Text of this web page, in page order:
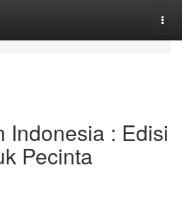
Indonesia : Edisi
Pecinta